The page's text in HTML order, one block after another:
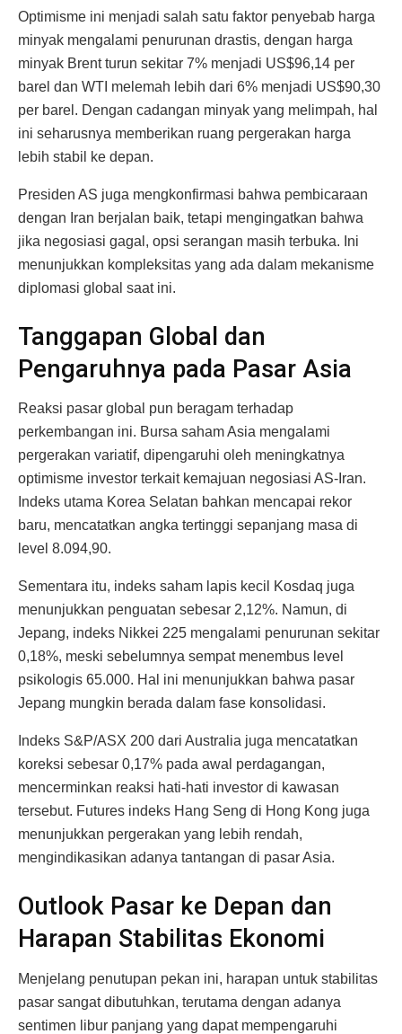
Optimisme ini menjadi salah satu faktor penyebab harga
minyak mengalami penurunan drastis, dengan harga
minyak Brent turun sekitar 7% menjadi US$96,14 per
barel dan WTI melemah lebih dari 6% menjadi US$90,30
per barel. Dengan cadangan minyak yang melimpah, hal
ini seharusnya memberikan ruang pergerakan harga
lebih stabil ke depan.
Presiden AS juga mengkonfirmasi bahwa pembicaraan
dengan Iran berjalan baik, tetapi mengingatkan bahwa
jika negosiasi gagal, opsi serangan masih terbuka. Ini
menunjukkan kompleksitas yang ada dalam mekanisme
diplomasi global saat ini.
Tanggapan Global dan
Pengaruhnya pada Pasar Asia
Reaksi pasar global pun beragam terhadap
perkembangan ini. Bursa saham Asia mengalami
pergerakan variatif, dipengaruhi oleh meningkatnya
optimisme investor terkait kemajuan negosiasi AS-Iran.
Indeks utama Korea Selatan bahkan mencapai rekor
baru, mencatatkan angka tertinggi sepanjang masa di
level 8.094,90.
Sementara itu, indeks saham lapis kecil Kosdaq juga
menunjukkan penguatan sebesar 2,12%. Namun, di
Jepang, indeks Nikkei 225 mengalami penurunan sekitar
0,18%, meski sebelumnya sempat menembus level
psikologis 65.000. Hal ini menunjukkan bahwa pasar
Jepang mungkin berada dalam fase konsolidasi.
Indeks S&P/ASX 200 dari Australia juga mencatatkan
koreksi sebesar 0,17% pada awal perdagangan,
mencerminkan reaksi hati-hati investor di kawasan
tersebut. Futures indeks Hang Seng di Hong Kong juga
menunjukkan pergerakan yang lebih rendah,
mengindikasikan adanya tantangan di pasar Asia.
Outlook Pasar ke Depan dan
Harapan Stabilitas Ekonomi
Menjelang penutupan pekan ini, harapan untuk stabilitas
pasar sangat dibutuhkan, terutama dengan adanya
sentimen libur panjang yang dapat mempengaruhi